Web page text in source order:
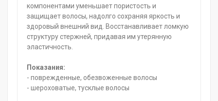
компонентами уменьшает пористость и
защищает волосы, надолго сохраняя яркость и
здоровый внешний вид. Восстанавливает ломкую
структуру стержней, придавая им утерянную
эластичность.
Показания:
- поврежденные, обезвоженные волосы
- шероховатые, тусклые волосы